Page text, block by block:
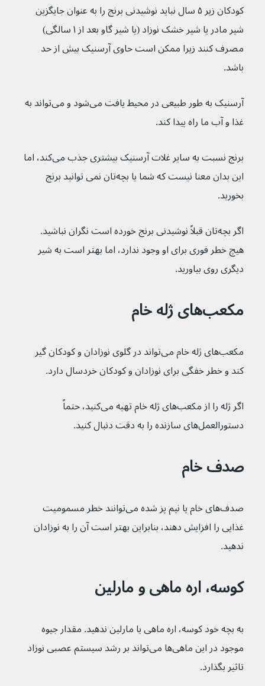
کودکان زیر ۵ سال نباید نوشیدنی برنج را به عنوان جایگزین
شیر مادر یا شیر خشک نوزاد (یا شیر گاو بعد از ۱ سالگی)
مصرف کنند زیرا ممکن است حاوی آرسنیک بیش از حد
باشد.
آرسنیک به طور طبیعی در محیط یافت می‌شود و می‌تواند به
غذا و آب ما راه پیدا کند.
برنج نسبت به سایر غلات آرسنیک بیشتری جذب می‌کند، اما
این بدان معنا نیست که شما یا بچه‌تان نمی توانید برنج
بخورید.
اگر بچه‌تان قبلاً نوشیدنی برنج خورده است نگران نباشید.
هیچ خطر فوری برای او وجود ندارد، اما بهتر است به شیر
دیگری روی بیاورید.
مکعب‌های ژله خام
مکعب‌های ژله خام می‌تواند در گلوی نوزادان و کودکان گیر
کند و خطر خفگی برای نوزادان و کودکان خردسال دارد.
اگر ژله را از مکعب‌های ژله خام تهیه می‌کنید، حتماً
دستورالعمل‌های سازنده را به دقت دنبال کنید.
صدف خام
صدف‌های خام یا نیم پز شده می‌توانند خطر مسمومیت
غذایی را افزایش دهند، بنابراین بهتر است آن را به نوزادان
ندهید.
کوسه، اره ماهی و مارلین
به بچه خود کوسه، اره ماهی یا مارلین ندهید. مقدار جیوه
موجود در این ماهی‌ها می‌تواند بر رشد سیستم عصبی نوزاد
تاثیر بگذارد.